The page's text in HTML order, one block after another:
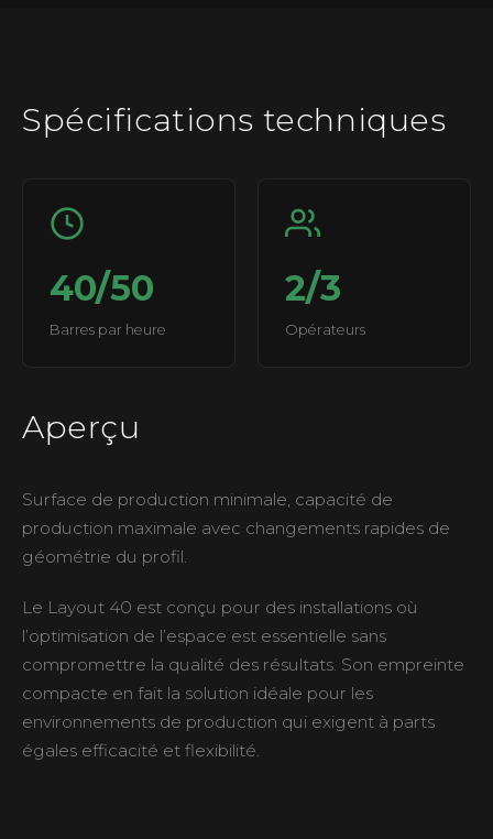
Spécifications techniques
40/50
Barres par heure
2/3
Opérateurs
Aperçu
Surface de production minimale, capacité de
production maximale avec changements rapides de
géométrie du profil.
Le Layout 40 est conçu pour des installations où
l’optimisation de l’espace est essentielle sans
compromettre la qualité des résultats. Son empreinte
compacte en fait la solution idéale pour les
environnements de production qui exigent à parts
égales efficacité et flexibilité.